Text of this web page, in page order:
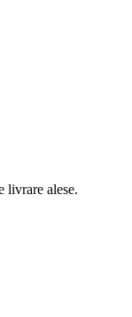
livrare alese.